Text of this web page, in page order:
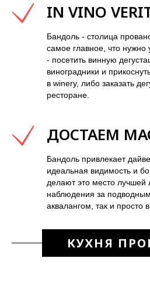
IN VINO
Бандоль - столица
самое главное, что нужно
- посетить винную
виноградники и
в winery, либо заказать
ресторане.
ДОСТАЕМ
Бандоль привлекает
идеальная видимость и
делают это место лучшей
наблюдения за
аквалангом, так и просто
КУХНЯ